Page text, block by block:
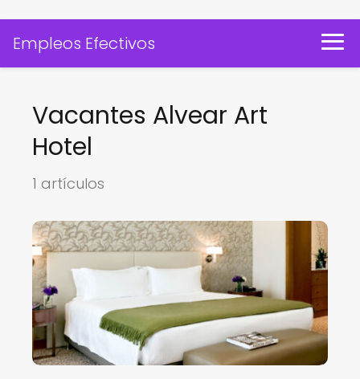
Empleos Efectivos
Vacantes Alvear Art
Hotel
1 artículos